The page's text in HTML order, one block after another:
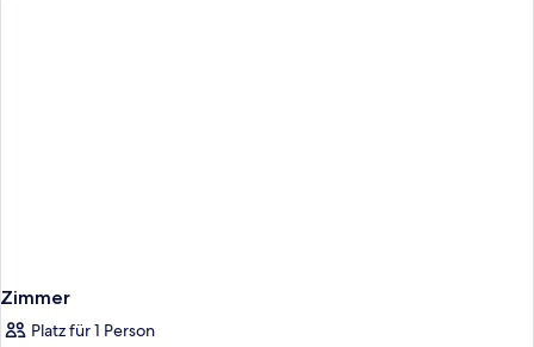
Zimmer
Platz für 1 Person